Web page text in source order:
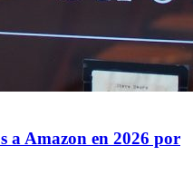
a Amazon en 2026 por